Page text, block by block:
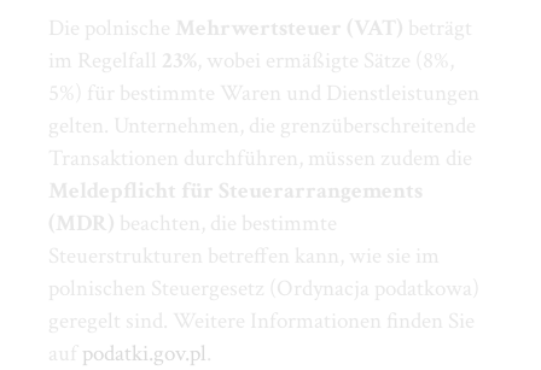
Die polnische Mehrwertsteuer (VAT) beträgt
im Regelfall 23%, wobei ermäßigte Sätze (8%,
5%) für bestimmte Waren und Dienstleistungen
gelten. Unternehmen, die grenzüberschreitende
Transaktionen durchführen, müssen zudem die
Meldepflicht für Steuerarrangements
(MDR) beachten, die bestimmte
Steuerstrukturen betreffen kann, wie sie im
polnischen Steuergesetz (Ordynacja podatkowa)
geregelt sind. Weitere Informationen finden Sie
auf podatki.gov.pl.